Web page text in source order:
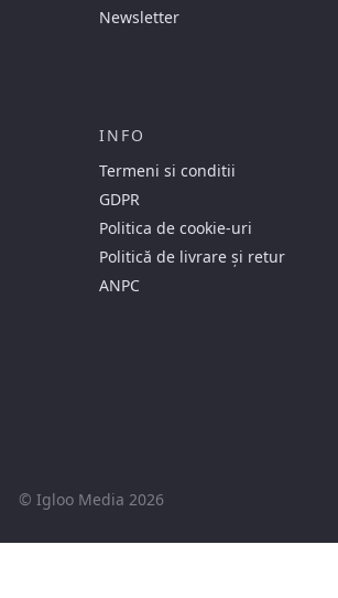
Newsletter
INFO
Termeni si conditii
GDPR
Politica de cookie-uri
Politică de livrare și retur
ANPC
© Igloo Media 2026